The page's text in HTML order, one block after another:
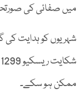
میں صفائی کی
شہریوں کو ہدایت
ممکن ہو سکے۔